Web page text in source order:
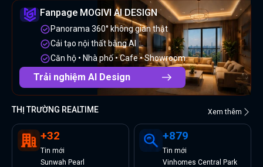
Fanpage MOGIVI AI DESIGN
Panorama 360° không gian thật
Cải tạo nội thất bằng AI
Căn hộ • Nhà phố • Cafe • Showroom
Trải nghiệm AI Design
THỊ TRƯỜNG REALTIME Xem thêm
+32
Tin mới
Sunwah Pearl
+879
Tin mới
Vinhomes Central Park